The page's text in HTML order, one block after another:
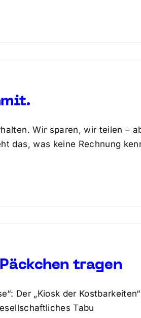
Wir sparen, wir teilen –
das, was keine Rechnung
tragen
Der „Kiosk der
Tabu